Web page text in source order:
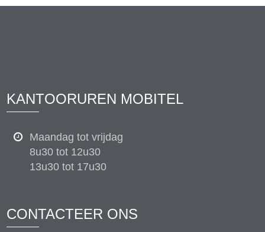
KANTOORUREN MOBITEL
Maandag tot vrijdag
8u30 tot 12u30
13u30 tot 17u30
CONTACTEER ONS